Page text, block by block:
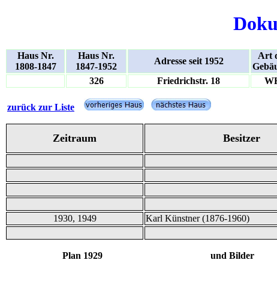
Haus Nr.
1808-1847
Haus Nr.
1847-1952
Adresse seit 1952
Art
326
Friedrichstr. 18
zurück zur Liste
Zeitraum Besitzer
1930, 1949 Karl Künstner (1876-1960)
Plan 1929 und Bilder